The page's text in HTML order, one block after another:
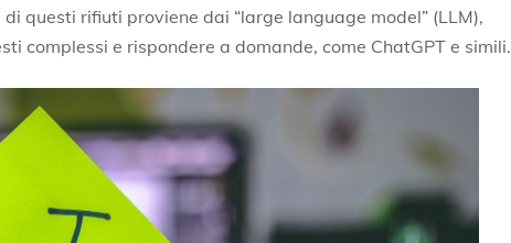
questi rifiuti proviene dai “large language model” (LLM),
complessi e rispondere a domande, come ChatGPT e simili.